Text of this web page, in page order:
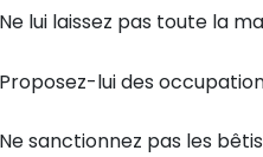
Ne lui laissez pas toute la
Proposez-lui des
Ne sanctionnez pas les